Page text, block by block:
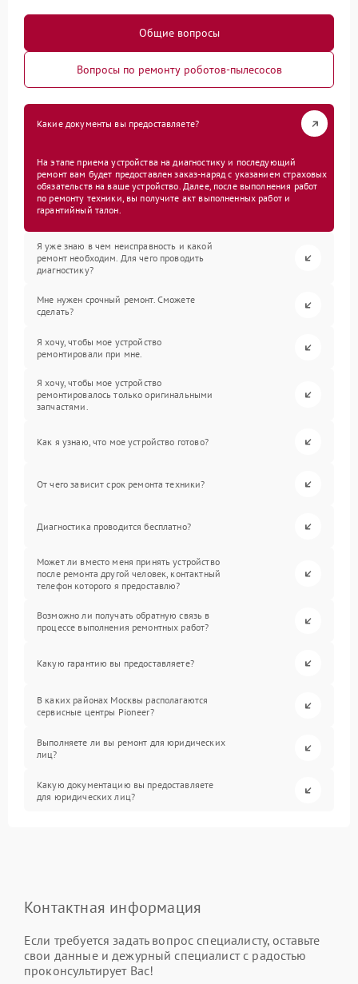
Общие вопросы
Вопросы по ремонту роботов-пылесосов
Какие документы вы предоставляете?
На этапе приема устройства на диагностику и последующий
ремонт вам будет предоставлен заказ-наряд с указанием страховых
обязательств на ваше устройство. Далее, после выполнения работ
по ремонту техники, вы получите акт выполненных работ и
гарантийный талон.
Я уже знаю в чем неисправность и какой
ремонт необходим. Для чего проводить
диагностику?
Мне нужен срочный ремонт. Сможете
сделать?
Я хочу, чтобы мое устройство
ремонтировали при мне.
Я хочу, чтобы мое устройство
ремонтировалось только оригинальными
запчастями.
Как я узнаю, что мое устройство готово?
От чего зависит срок ремонта техники?
Диагностика проводится бесплатно?
Может ли вместо меня принять устройство
после ремонта другой человек, контактный
телефон которого я предоставлю?
Возможно ли получать обратную связь в
процессе выполнения ремонтных работ?
Какую гарантию вы предоставляете?
В каких районах Москвы располагаются
сервисные центры Pioneer?
Выполняете ли вы ремонт для юридических
лиц?
Какую документацию вы предоставляете
для юридических лиц?
Контактная информация
Если требуется задать вопрос специалисту, оставьте
свои данные и дежурный специалист с радостью
проконсультирует Вас!